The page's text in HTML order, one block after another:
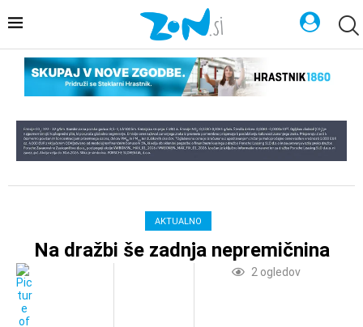
AKTUALNO
Na dražbi še zadnja nepremičnina
2 ogledov